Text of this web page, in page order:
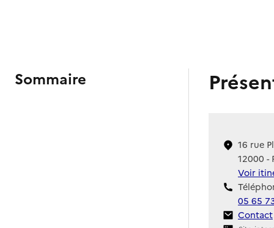
Sommaire
16 rue
12000 -
Voir
05 65
Contact
Contact